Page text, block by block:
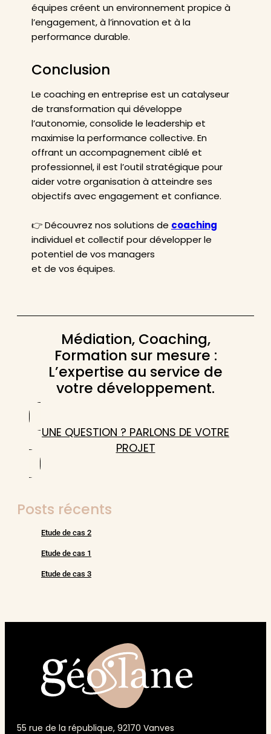
équipes créent un environnement propice à
l’engagement, à l’innovation et à la
performance durable.
Conclusion
Le coaching en entreprise est un catalyseur
de transformation qui développe
l’autonomie, consolide le leadership et
maximise la performance collective. En
offrant un accompagnement ciblé et
professionnel, il est l’outil stratégique pour
aider votre organisation à atteindre ses
objectifs avec engagement et confiance.
👉 Découvrez nos solutions de coaching
individuel et collectif pour développer le
potentiel de vos managers
et de vos équipes.
Médiation, Coaching,
Formation sur mesure :
L’expertise au service de
votre développement.
UNE QUESTION ? PARLONS DE VOTRE
PROJET
Posts récents
Etude de cas 2
Etude de cas 1
Etude de cas 3
55 rue de la république, 92170 Vanves